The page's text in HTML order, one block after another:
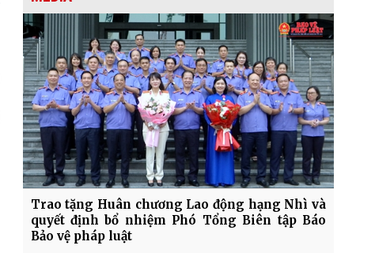
Trao tặng Huân chương Lao động hạng Nhì và
quyết định bổ nhiệm Phó Tổng Biên tập Báo
Bảo vệ pháp luật